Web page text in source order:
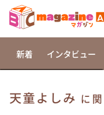
新着 インタビュー
天童よしみ に